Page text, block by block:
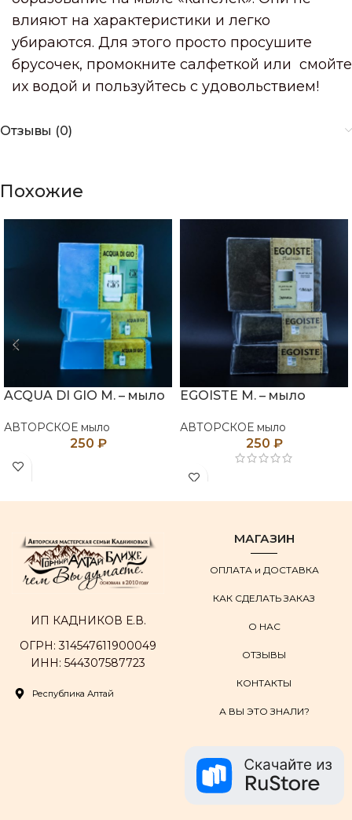
влияют на характеристики и легко
убираются. Для этого просто просушите
брусочек, промокните салфеткой или смойте
их водой и пользуйтесь с удовольствием!
Отзывы (0)
Похожие
ACQUA DI GIO M. – мыло
АВТОРСКОЕ мыло
250 ₽
EGOISTE M. – мыло
АВТОРСКОЕ мыло
250 ₽
ИП КАДНИКОВ Е.В.
ОГРН: 314547611900049
ИНН: 544307587723
Республика Алтай
МАГАЗИН
ОПЛАТА и ДОСТАВКА
КАК СДЕЛАТЬ ЗАКАЗ
О НАС
ОТЗЫВЫ
КОНТАКТЫ
А ВЫ ЭТО ЗНАЛИ?